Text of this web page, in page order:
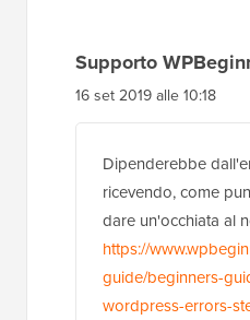
Supporto
16 set 2019 alle 10:18
Dipenderebbe
ricevendo, come
dare un'occhiata al
https://
guide/beginners-
wordpress-errors-